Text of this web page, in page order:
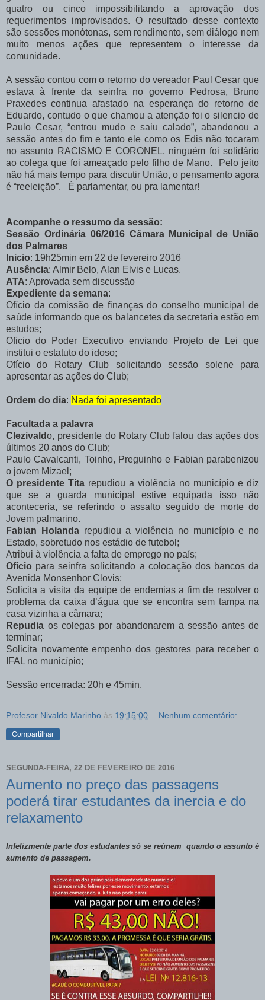
quatro ou cinco impossibilitando a aprovação dos
requerimentos improvisados. O resultado desse contexto
são sessões monótonas, sem rendimento, sem diálogo nem
muito menos ações que representem o interesse da
comunidade.
A sessão contou com o retorno do vereador Paul Cesar que
estava à frente da seinfra no governo Pedrosa, Bruno
Praxedes continua afastado na esperança do retorno de
Eduardo, contudo o que chamou a atenção foi o silencio de
Paulo Cesar, “entrou mudo e saiu calado”, abandonou a
sessão antes do fim e tanto ele como os Edis não tocaram
no assunto RACISMO E CORONEL, ninguém foi solidário
ao colega que foi ameaçado pelo filho de Mano. Pelo jeito
não há mais tempo para discutir União, o pensamento agora
é “reeleição”.
É parlamentar, ou pra lamentar!
Acompanhe o ressumo da sessão:
Sessão Ordinária 06/2016 Câmara Municipal de União
dos Palmares
Inicio: 19h25min em 22 de fevereiro 2016
Ausência: Almir Belo, Alan Elvis e Lucas.
ATA: Aprovada sem discussão
Expediente da semana:
Ofício da comissão de finanças do conselho municipal de
saúde informando que os balancetes da secretaria estão em
estudos;
Oficio do Poder Executivo enviando Projeto de Lei que
institui o estatuto do idoso;
Ofício do Rotary Club solicitando sessão solene para
apresentar as ações do Club;
Ordem do dia: Nada foi apresentado
Facultada a palavra
Clezivaldo, presidente do Rotary Club falou das ações dos
últimos 20 anos do Club;
Paulo Cavalcanti, Toinho, Preguinho e Fabian parabenizou
o jovem Mizael;
O presidente Tita repudiou a violência no município e diz
que se a guarda municipal estive equipada isso não
aconteceria, se referindo o assalto seguido de morte do
Jovem palmarino.
Fabian Holandarepudiou a violência no município e no
Estado, sobretudo nos estádio de futebol;
Atribui à violência a falta de emprego no país;
Ofício para seinfra solicitando a colocação dos bancos da
Avenida Monsenhor Clovis;
Solicita a visita da equipe de endemias a fim de resolver o
problema da caixa d’água que se encontra sem tampa na
casa vizinha a câmara;
Repudia os colegas por abandonarem a sessão antes de
terminar;
Solicita novamente empenho dos gestores para receber o
IFAL no município;
Sessão encerrada: 20h e 45min.
Profesor Nivaldo Marinho às 19:15:00 Nenhum comentário:
Compartilhar
SEGUNDA-FEIRA, 22 DE FEVEREIRO DE 2016
Aumento no preço das passagens
poderá tirar estudantes da inercia e do
relaxamento
Infelizmente parte dos estudantes só se reúnem quando o assunto é
aumento de passagem.